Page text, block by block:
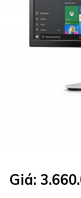
Giá: